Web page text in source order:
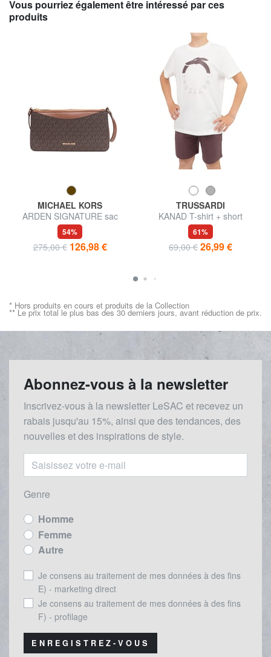
Vous pourriez également être intéressé par ces
produits
MICHAEL KORS
ARDEN SIGNATURE sac
bandoulière
54%
275,00 € 126,98 €
TRUSSARDI
KANAD T-shirt + short
61%
69,00 € 26,99 €
* Hors produits en cours et produits de la Collection
** Le prix total le plus bas des 30 derniers jours, avant réduction de prix.
Abonnez-vous à la newsletter
Inscrivez-vous à la newsletter LeSAC et recevez un
rabais jusqu'au 15%, ainsi que des tendances, des
nouvelles et des inspirations de style.
Genre
Homme
Femme
Autre
Je consens au traitement de mes données à des fins
E) - marketing direct
Je consens au traitement de mes données à des fins
F) - profilage
ENREGISTREZ-VOUS